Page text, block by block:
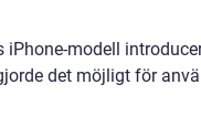
iPhone-modell
det möjligt för